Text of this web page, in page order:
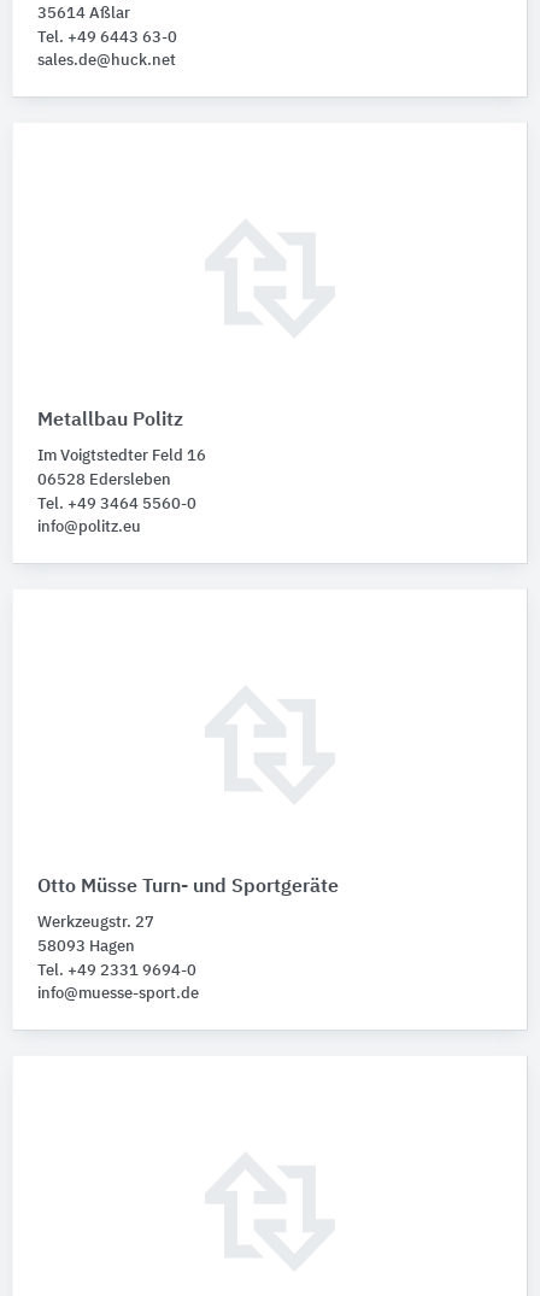
35614 Aßlar
Tel. +49 6443 63-0
sales.de@huck.net
Metallbau Politz
Im Voigtstedter Feld 16
06528 Edersleben
Tel. +49 3464 5560-0
info@politz.eu
Otto Müsse Turn- und Sportgeräte
Werkzeugstr. 27
58093 Hagen
Tel. +49 2331 9694-0
info@muesse-sport.de